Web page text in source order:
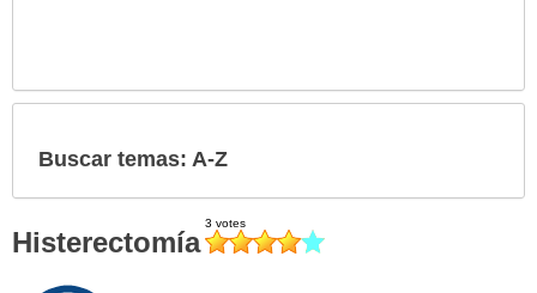
Buscar temas: A-Z
Histerectomía